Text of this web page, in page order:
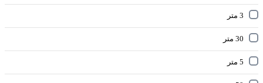
3 متر
30 متر
5 متر